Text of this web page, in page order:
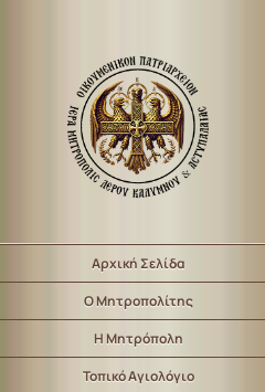
Αρχική Σελίδα
Ο Μητροπολίτης
Η Μητρόπολη
Τοπικό Αγιολόγιο